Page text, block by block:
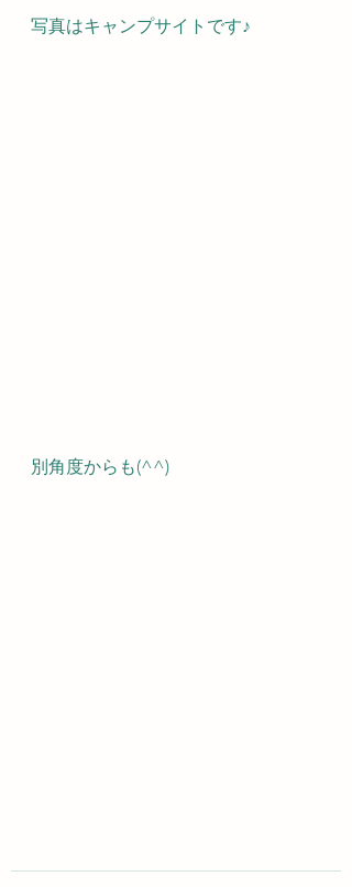
写真はキャンプサイトです♪
別角度からも(^^)